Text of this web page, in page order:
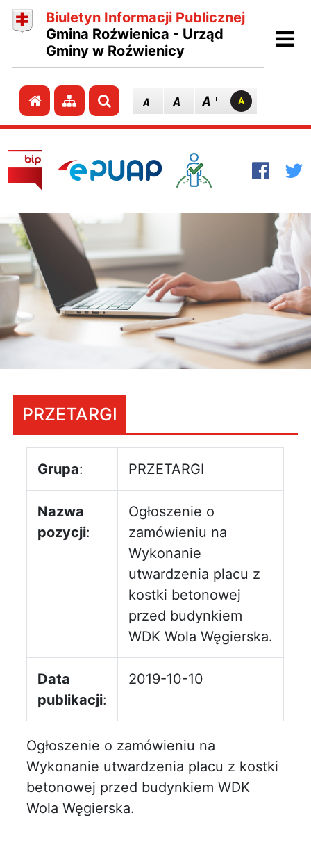
Biuletyn Informacji Publicznej
Gmina Roźwienica - Urząd
Gminy w Roźwienicy
Przejdź do strony głównej
Przejdź do mapy strony
Szukaj
PRZETARGI
Grupa: PRZETARGI
Nazwa
pozycji:
Ogłoszenie o
zamówieniu na
Wykonanie
utwardzenia placu z
kostki betonowej
przed budynkiem
WDK Wola Węgierska.
Data
publikacji:
2019-10-10
Ogłoszenie o zamówieniu na
Wykonanie utwardzenia placu z kostki
betonowej przed budynkiem WDK
Wola Węgierska.